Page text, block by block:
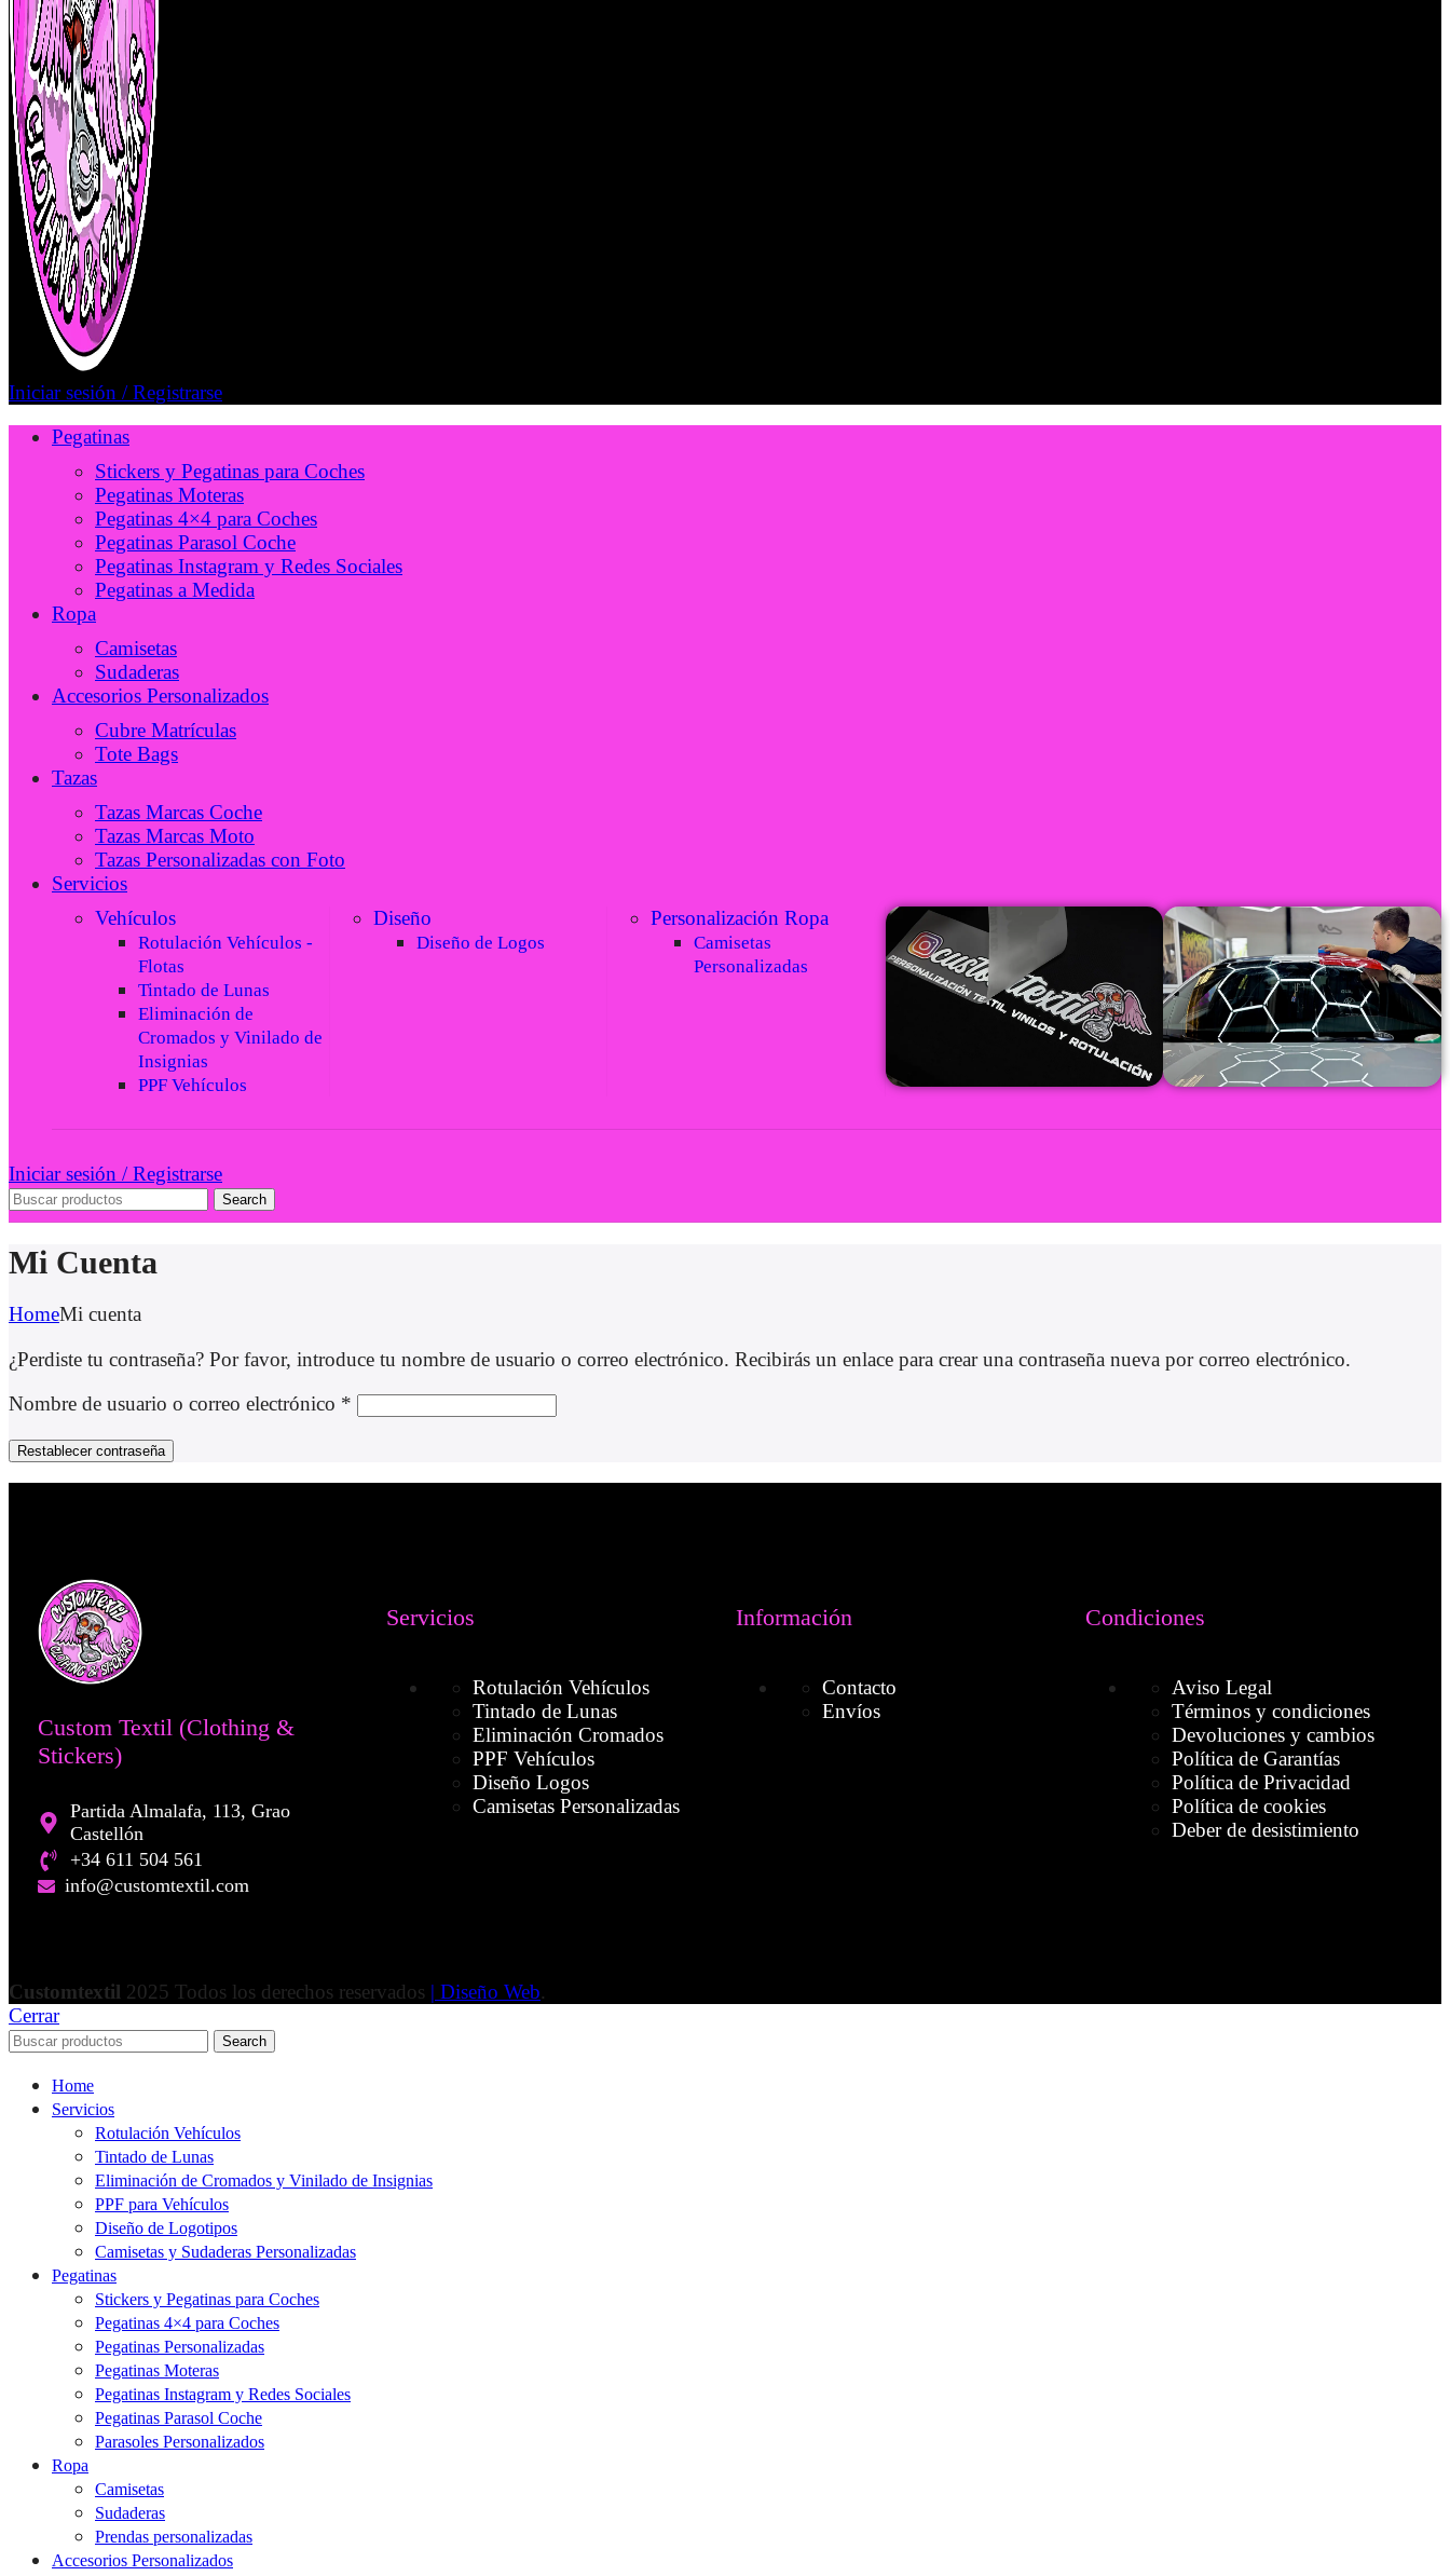
Iniciar sesión / Registrarse
Pegatinas
Stickers y Pegatinas para Coches
Pegatinas Moteras
Pegatinas 4×4 para Coches
Pegatinas Parasol Coche
Pegatinas Instagram y Redes Sociales
Pegatinas a Medida
Ropa
Camisetas
Sudaderas
Accesorios Personalizados
Cubre Matrículas
Tote Bags
Tazas
Tazas Marcas Coche
Tazas Marcas Moto
Tazas Personalizadas con Foto
Servicios
Vehículos
Rotulación Vehículos -
Flotas
Tintado de Lunas
Eliminación de
Cromados y Vinilado de
Insignias
PPF Vehículos
Diseño
Diseño de Logos
Personalización Ropa
Camisetas
Personalizadas
Iniciar sesión / Registrarse
Search
Mi Cuenta
HomeMi cuenta
¿Perdiste tu contraseña? Por favor, introduce tu nombre de usuario o correo electrónico. Recibirás un enlace para crear una contraseña nueva por correo electrónico.
Nombre de usuario o correo electrónico *
Restablecer contraseña
Custom Textil (Clothing &
Stickers)
Partida Almalafa, 113, Grao
Castellón
+34 611 504 561
info@customtextil.com
Servicios
Rotulación Vehículos
Tintado de Lunas
Eliminación Cromados
PPF Vehículos
Diseño Logos
Camisetas Personalizadas
Información
Contacto
Envíos
Condiciones
Aviso Legal
Términos y condiciones
Devoluciones y cambios
Política de Garantías
Política de Privacidad
Política de cookies
Deber de desistimiento
Customtextil 2025 Todos los derechos reservados | Diseño Web.
Cerrar
Search
Home
Servicios
Rotulación Vehículos
Tintado de Lunas
Eliminación de Cromados y Vinilado de Insignias
PPF para Vehículos
Diseño de Logotipos
Camisetas y Sudaderas Personalizadas
Pegatinas
Stickers y Pegatinas para Coches
Pegatinas 4×4 para Coches
Pegatinas Personalizadas
Pegatinas Moteras
Pegatinas Instagram y Redes Sociales
Pegatinas Parasol Coche
Parasoles Personalizados
Ropa
Camisetas
Sudaderas
Prendas personalizadas
Accesorios Personalizados